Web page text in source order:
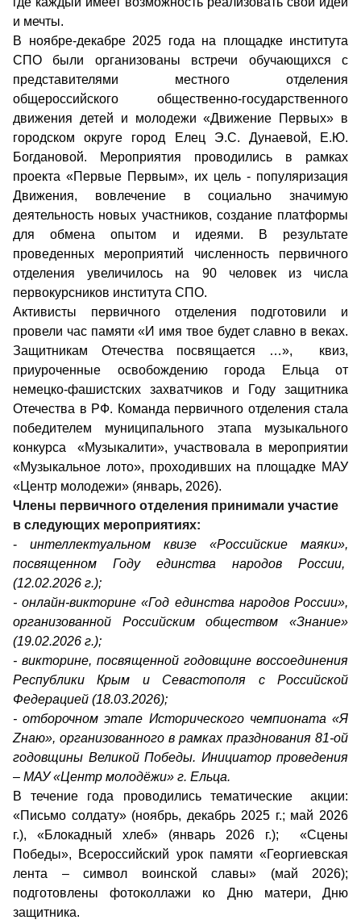
и мечты.
В ноябре-декабре 2025 года на площадке института
СПО были организованы встречи обучающихся с
представителями местного отделения
общероссийского общественно-государственного
движения детей и молодежи «Движение Первых» в
городском округе город Елец Э.С. Дунаевой, Е.Ю.
Богдановой. Мероприятия проводились в рамках
проекта «Первые Первым», их цель - популяризация
Движения, вовлечение в социально значимую
деятельность новых участников, создание платформы
для обмена опытом и идеями. В результате
проведенных мероприятий численность первичного
отделения увеличилось на 90 человек из числа
первокурсников института СПО.
Активисты первичного отделения подготовили и
провели час памяти «И имя твое будет славно в веках.
Защитникам Отечества посвящается …», квиз,
приуроченные освобождению города Ельца от
немецко-фашистских захватчиков и Году защитника
Отечества в РФ. Команда первичного отделения стала
победителем муниципального этапа музыкального
конкурса «Музыкалити», участвовала в мероприятии
«Музыкальное лото», проходивших на площадке МАУ
«Центр молодежи» (январь, 2026).
Члены первичного отделения принимали участие
в следующих мероприятиях:
- интеллектуальном квизе «Российские маяки»,
посвященном Году единства народов России,
(12.02.2026 г.);
- онлайн-викторине «Год единства народов России»,
организованной Российским обществом «Знание»
(19.02.2026 г.);
- викторине, посвященной годовщине воссоединения
Республики Крым и Севастополя с Российской
Федерацией (18.03.2026);
- отборочном этапе Исторического чемпионата «Я
Zнаю», организованного в рамках празднования 81-ой
годовщины Великой Победы. Инициатор проведения
– МАУ «Центр молодёжи» г. Ельца.
В течение года проводились тематические акции:
«Письмо солдату» (ноябрь, декабрь 2025 г.; май 2026
г.), «Блокадный хлеб» (январь 2026 г.); «Сцены
Победы», Всероссийский урок памяти «Георгиевская
лента – символ воинской славы» (май 2026);
подготовлены фотоколлажи ко Дню матери, Дню
защитника.